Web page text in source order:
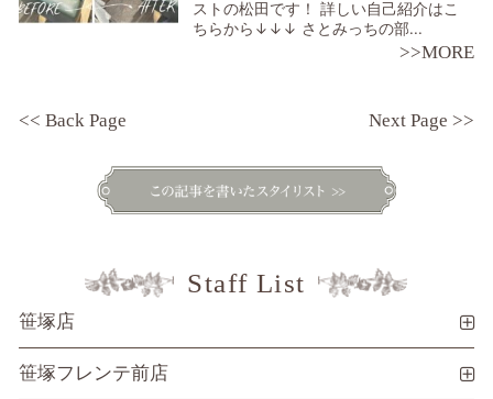
ストの松田です！ 詳しい自己紹介はこ
ちらから↓↓↓ さとみっちの部...
>>MORE
<< Back Page Next Page >>
Staff List
笹塚店
笹塚フレンテ前店